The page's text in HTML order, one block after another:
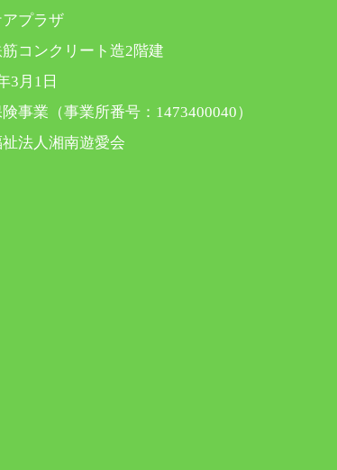
プラザ
ンクリート造2階建
3月1日
事業（事業所番号：1473400040）
法人湘南遊愛会